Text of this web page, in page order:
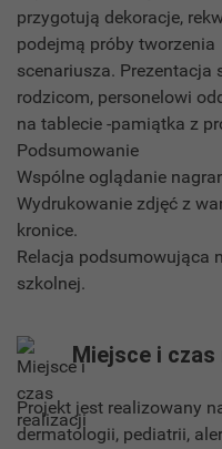
przygotują dekoracje,
podejmą próby tworzenia
scenariusza.
rodzicom, personelowi
na tablecie -pamiątka z
Podsumowanie
Wspólne oglądanie
Wydrukowanie zdjęć z
kronice.
Relacja podsumowująca
szkolnej.
Miejsce i
Projekt jest realizowany
dermatologii, pediatrii,